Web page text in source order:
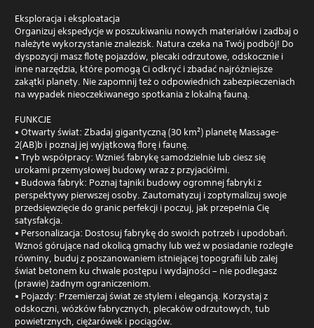
Eksploracja i eksploatacja
Organizuj ekspedycje w poszukiwaniu nowych materiałów i zadbaj o
należyte wykorzystanie znalezisk. Natura czeka na Twój podbój! Do
dyspozycji masz flotę pojazdów, plecaki odrzutowe, odskocznie i
inne narzędzia, które pomogą Ci odkryć i zbadać najróżniejsze
zakątki planety. Nie zapomnij też o odpowiednich zabezpieczeniach
na wypadek nieoczekiwanego spotkania z lokalną fauną.
FUNKCJE
• Otwarty świat: Zbadaj gigantyczną (30 km²) planetę Massage-
2(AB)b i poznaj jej wyjątkową florę i faunę.
• Tryb współpracy: Wznieś fabrykę samodzielnie lub ciesz się
urokami przemysłowej budowy wraz z przyjaciółmi.
• Budowa fabryk: Poznaj tajniki budowy ogromnej fabryki z
perspektywy pierwszej osoby. Zautomatyzuj i zoptymalizuj swoje
przedsięwzięcie do granic perfekcji i poczuj, jak przepełnia Cię
satysfakcja.
• Personalizacja: Dostosuj fabrykę do swoich potrzeb i upodobań.
Wznoś górujące nad okolicą gmachy lub weź w posiadanie rozległe
równiny, buduj z poszanowaniem istniejącej topografii lub zalej
świat betonem ku chwale postępu i wydajności – nie podlegasz
(prawie) żadnym ograniczeniom.
• Pojazdy: Przemierzaj świat ze stylem i elegancją. Korzystaj z
odskoczni, wózków fabrycznych, plecaków odrzutowych, tub
powietrznych, ciężarówek i pociągów.